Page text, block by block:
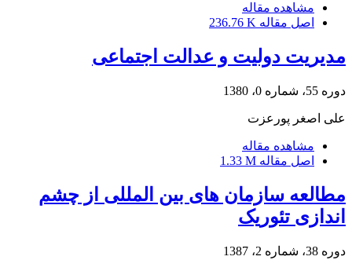
مشاهده مقاله
اصل مقاله 236.76 K
مدیریت دولیت و عدالت اجتماعی
دوره 55، شماره 0، 1380
علی اصغر پورعزت
مشاهده مقاله
اصل مقاله 1.33 M
مطالعه سازمان های بین المللی از چشم
اندازی تئوریک
دوره 38، شماره 2، 1387